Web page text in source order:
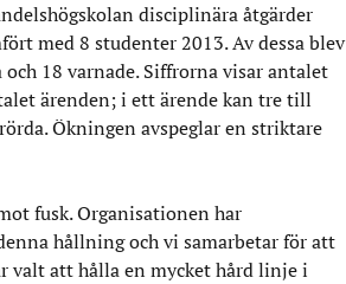
disciplinära åtgärder
med 8 studenter 2013. Av dessa blev
18 varnade. Siffrorna visar antalet
ärenden; i ett ärende kan tre till
Ökningen avspeglar en striktare
fusk. Organisationen har
hållning och vi samarbetar för att
valt att hålla en mycket hård linje i